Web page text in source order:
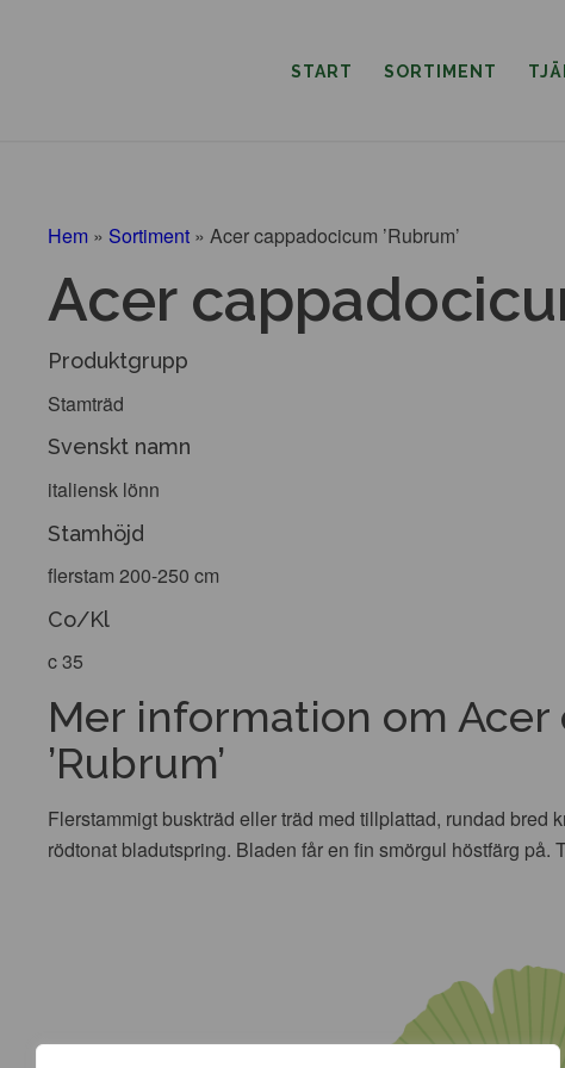
START SORTIMENT
Hem » Sortiment » Acer cappadocicum ’Rubrum’
Acer
Produktgrupp
Stamträd
Svenskt namn
italiensk lönn
Stamhöjd
flerstam 200-250 cm
Co/Kl
c 35
Mer information om
’Rubrum’
Flerstammigt buskträd eller träd med tillplattad, rundad bred
rödtonat bladutspring. Bladen får en fin smörgul höstfärg på.